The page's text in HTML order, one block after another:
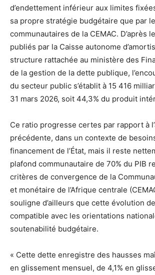
d’endettement inférieur aux limites
sa propre stratégie budgétaire que par
communautaires de la CEMAC. D’après
publiés par la Caisse autonome
structure rattachée au ministère des
de la gestion de la dette publique,
du secteur public s’établit à 15 416
31 mars 2026, soit 44,3% du produit
Ce ratio progresse certes par rapport à
précédente, dans un contexte de
financement de l’État, mais il reste
plafond communautaire de 70% du PIB
critères de convergence de la
et monétaire de l’Afrique centrale
souligne d’ailleurs que cette évolution
compatible avec les orientations
soutenabilité budgétaire.
« Cette dette enregistre des hausses
en glissement mensuel, de 4,1% en